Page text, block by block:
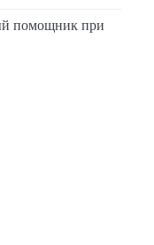
помощник при